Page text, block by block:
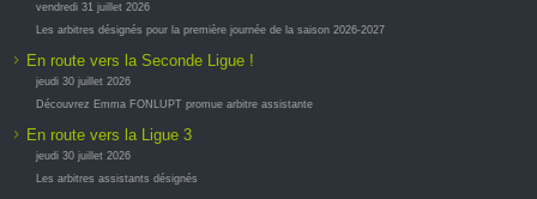
vendredi 31 juillet 2026
Les arbitres désignés pour la première journée de la saison 2026-2027
En route vers la Seconde Ligue !
jeudi 30 juillet 2026
Découvrez Emma FONLUPT promue arbitre assistante
En route vers la Ligue 3
jeudi 30 juillet 2026
Les arbitres assistants désignés